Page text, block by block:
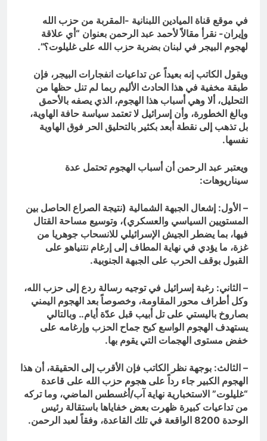
في موقع قناة الميادين اللبنانية -المقربة من حزب الله
وإيران- نقرأ مقالاً لأحمد عبد الرحمن بعنوان “أي علاقة
لهجوم البيجر في لبنان بضربة حزب الله على غليلوت؟”.
ويقول الكاتب إنه بعيداً عن تداعيات انفجارات البيجر، فإن
طبقة مخفية في هذا الحادث الأليم ربما لم تنل حظها من
التحليل، ألا وهي أسباب هذا الهجوم، الذي يصفه بالأحمق
وبالغ الخطورة، وأن إسرائيل لا تعتمد سياسة حافة الهاوية،
بل تذهب إلى نقطة أبعد بكثير بالتحليق الحر فوق الهاوية
نفسها.
ويعتبر عبد الرحمن أن أسباب الهجوم تحتمل عدة
سيناريوهات:
– الأول: إشعال الجبهة الشمالية (نتيجة الصراع الحاصل بين
المستويين السياسي والعسكري)، وتوسيع مساحة القتال
فيها، بما يضطر الجيش الإسرائيلي للانسحاب جوهريا من
غزة، ما يؤدي في نهاية المطاف إلى إرغام نتنياهو على
القبول بوقف الحرب على الجبهة الجنوبية.
– الثاني: رغبة إسرائيل في توجيه رسالة ردع إلى حزب الله،
وكل أطراف محور المقاومة، وخصوصاً بعد الهجوم اليمني
بصاروخ باليستي على تل أبيب قبل عدّة أيام.. وبالتالي
يستهدف الهجوم الواسع كبح جماح الحزب وإرغامه على
خفض مستوى الهجمات التي يقوم بها.
– الثالث: بوجهة نظر الكاتب فإن الأقرب إلى الحقيقة، أن هذا
الهجوم الكبير جاء رداً على هجوم حزب الله على قاعدة
“غليلوت” الاستخبارية نهاية آب/أغسطس الماضي، وما تركه
من تداعيات كبيرة ظهرت بعض خفاياها باستقالة رئيس
الوحدة 8200 الواقعة في تلك القاعدة، وفقاً لعبد الرحمن.